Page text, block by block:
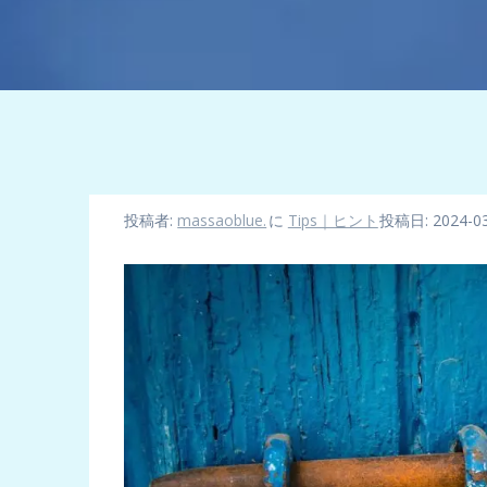
投稿者: massaoblue. に Tips｜ヒント 投稿日: 2024-